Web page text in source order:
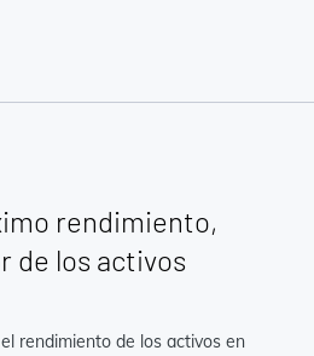
rendimiento,
de los activos
rendimiento de los activos en